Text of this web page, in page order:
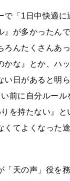
で「1日中快適
』が多かったん
んたくさんあ
な』とか、ハ
日があると明
前に自分ルー
を持たない』
てよくなった
天の声」役を